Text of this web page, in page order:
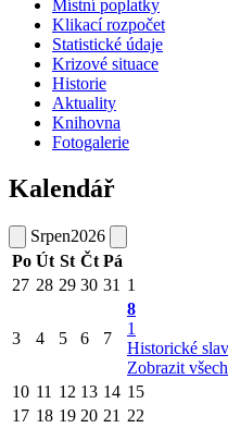
Místní poplatky
Klikací rozpočet
Statistické údaje
Krizové situace
Historie
Aktuality
Knihovna
Fotogalerie
Kalendář
Srpen2026
Po Út St Čt Pá
27 28 29 30 31 1
3 4 5 6 7
8
1
Historické
Zobrazit
10 11 12 13 14 15
17 18 19 20 21 22